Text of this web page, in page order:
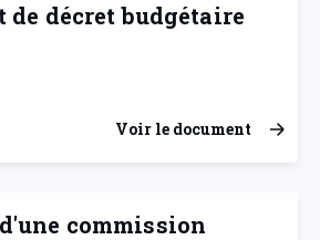
de décret budgétaire
Voir le document
commission